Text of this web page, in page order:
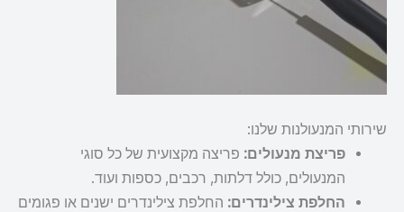
שירותי המנעולנות שלנו:
פריצת מנעולים: פריצה מקצועית של כל סוגי
המנעולים, כולל דלתות, רכבים, כספות ועוד.
החלפת צילינדרים: החלפת צילינדרים ישנים או פגומים